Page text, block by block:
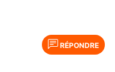
RÉPONDRE